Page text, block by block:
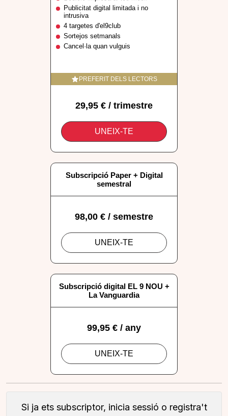
Si ja ets subscriptor, inicia sessió o registra't